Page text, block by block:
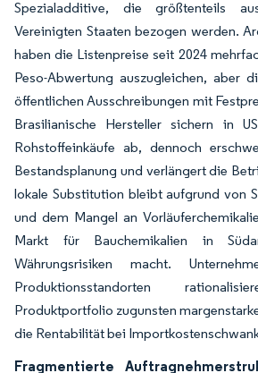
Spezialadditive, die größtenteils
Vereinigten Staaten bezogen werden.
haben die Listenpreise seit 2024
Peso-Abwertung auszugleichen, aber
öffentlichen Ausschreibungen mit
Brasilianische Hersteller sichern in
Rohstoffeinkäufe ab, dennoch
Bestandsplanung und verlängert die
lokale Substitution bleibt aufgrund von
und dem Mangel an
Markt für Bauchemikalien in
Währungsrisiken macht.
Produktionsstandorten
Produktportfolio zugunsten
die Rentabilität bei
Fragmentierte